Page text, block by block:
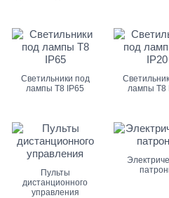
Светильники под
лампы Т8 IP65
лампы Т8
Пульты
дистанционного
управления